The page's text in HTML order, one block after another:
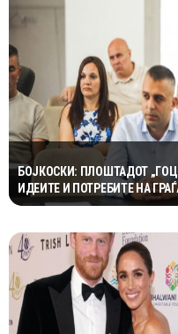
БОЈКОСКИ: ПЛОШТАДОТ
ИДЕИТЕ И ПОТРЕБИТЕ НА